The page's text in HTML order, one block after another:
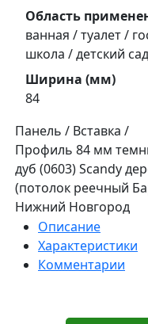
Область
ванная / туалет /
школа / детский
Ширина (мм)
84
Панель / Вставка /
Профиль 84 мм
дуб (0603) Sсandy
(потолок реечный
Нижний Новгород
Описание
Характеристики
Комментарии